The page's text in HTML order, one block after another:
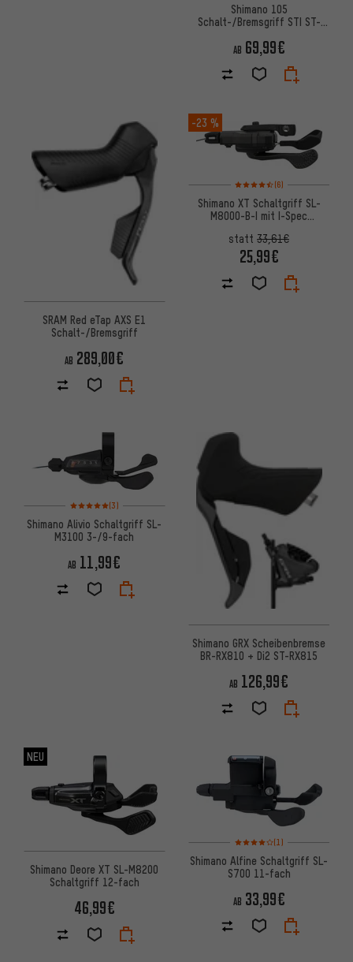
Shimano 105
Schalt-/Bremsgriff STI ST-
AB 69,99€
SRAM Red eTap AXS E1
Schalt-/Bremsgriff
AB 289,00€
-23 %
Bewertungen: 4,5 von 5
(6)
Shimano XT Schaltgriff SL-
M8000-B-I mit I-Spec
statt 33,61€
25,99€
Bewertungen: 5 von 5 basierend auf 3 Bewertungen
(3)
Shimano Alivio Schaltgriff SL-
M3100 3-/9-fach
AB 11,99€
Shimano GRX Scheibenbremse
BR-RX810 + Di2 ST-RX815
AB 126,99€
NEU
Shimano Deore XT SL-M8200
Schaltgriff 12-fach
46,99€
Bewertungen: 4 von 5
(1)
Shimano Alfine Schaltgriff SL-
S700 11-fach
AB 33,99€